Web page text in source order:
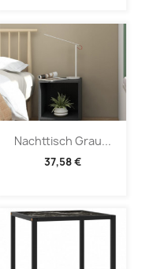
Nachttisch Grau...
37,58 €